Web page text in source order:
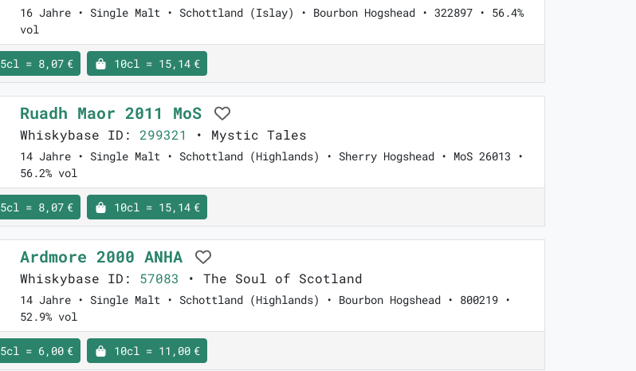
16 Jahre • Single Malt • Schottland (Islay) • Bourbon Hogshead • 322897 • 56.4%
vol
5cl = 8,07 € 10cl = 15,14 €
Ruadh Maor 2011 MoS
Whiskybase ID: 299321 • Mystic Tales
14 Jahre • Single Malt • Schottland (Highlands) • Sherry Hogshead • MoS 26013 •
56.2% vol
5cl = 8,07 € 10cl = 15,14 €
Ardmore 2000 ANHA
Whiskybase ID: 57083 • The Soul of Scotland
14 Jahre • Single Malt • Schottland (Highlands) • Bourbon Hogshead • 800219 •
52.9% vol
5cl = 6,00 € 10cl = 11,00 €